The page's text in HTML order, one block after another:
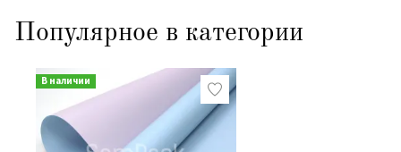
Популярное в категории
В наличии